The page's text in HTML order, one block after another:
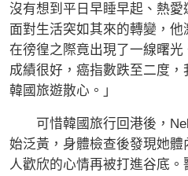
沒有想到平日早睡早起、熱愛
面對生活突如其來的轉變，
在徬徨之際竟出現了一線曙
成績很好，癌指數跌至二度，
韓國旅遊散心。」
可惜韓國旅行回港後，
始泛黃，身體檢查後發現她
人歡欣的心情再被打進谷底